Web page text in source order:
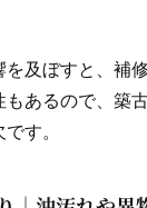
を及ぼすと、補
もあるので、築
す。